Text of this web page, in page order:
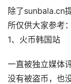
除了sunbala.cn
所仅供大家参考：
1、火币韩国站
一直被独立媒体
没有被盗币，也